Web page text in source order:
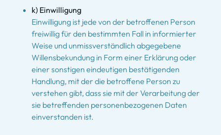
k) Einwilligung
Einwilligung ist jede von der betroffenen Person
freiwillig für den bestimmten Fall in informierter
Weise und unmissverständlich abgegebene
Willensbekundung in Form einer Erklärung oder
einer sonstigen eindeutigen bestätigenden
Handlung, mit der die betroffene Person zu
verstehen gibt, dass sie mit der Verarbeitung der
sie betreffenden personenbezogenen Daten
einverstanden ist.